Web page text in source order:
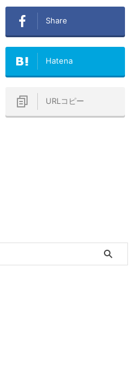
Share
Hatena
URLコピー